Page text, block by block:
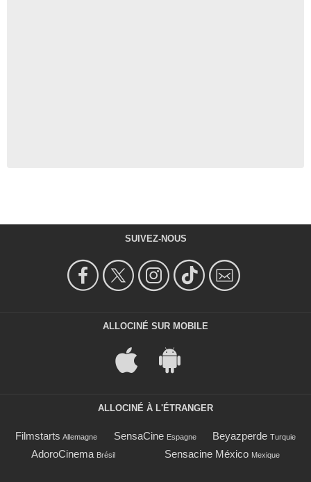
SUIVEZ-NOUS
ALLOCINÉ SUR MOBILE
ALLOCINÉ À L'ÉTRANGER
Filmstarts Allemagne SensaCine Espagne Beyazperde Turquie
AdoroCinema Brésil Sensacine México Mexique